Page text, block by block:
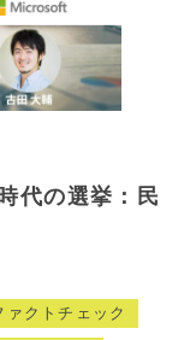
代の選挙：民
ァクトチェック